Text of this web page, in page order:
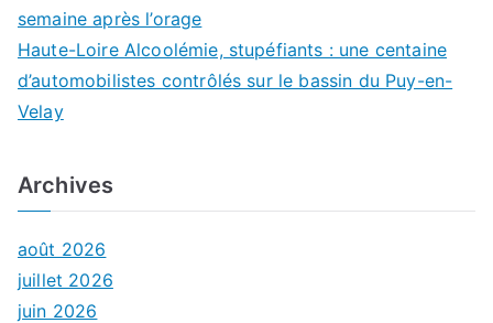
semaine après l’orage
Haute-Loire Alcoolémie, stupéfiants : une centaine
d’automobilistes contrôlés sur le bassin du Puy-en-
Velay
Archives
août 2026
juillet 2026
juin 2026